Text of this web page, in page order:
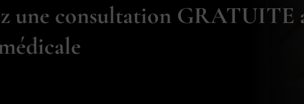
une consultation GRATUITE